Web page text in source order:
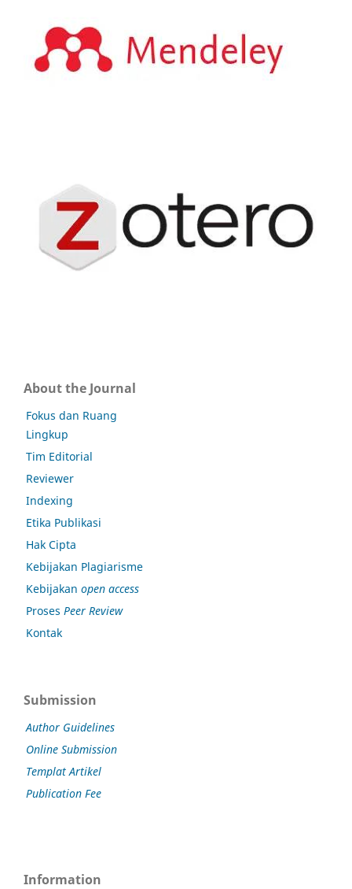
About the Journal
Fokus dan Ruang
Lingkup
Tim Editorial
Reviewer
Indexing
Etika Publikasi
Hak Cipta
Kebijakan Plagiarisme
Kebijakan open access
Proses Peer Review
Kontak
Submission
Author Guidelines
Online Submission
Templat Artikel
Publication Fee
Information